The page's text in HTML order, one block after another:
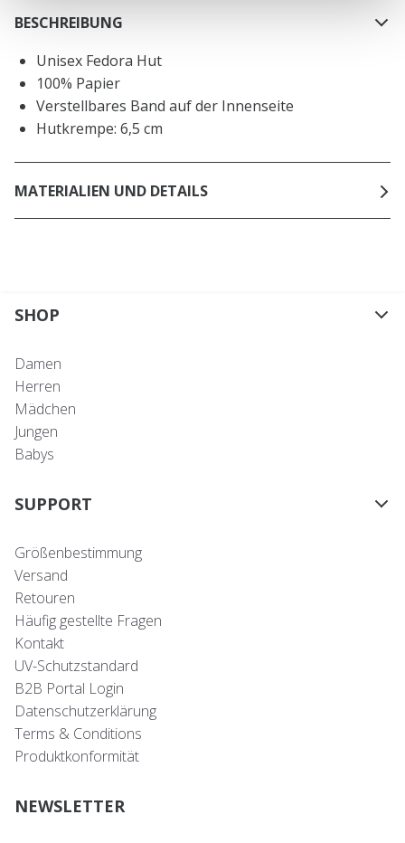
BESCHREIBUNG
Unisex Fedora Hut
100% Papier
Verstellbares Band auf der Innenseite
Hutkrempe: 6,5 cm
MATERIALIEN UND DETAILS
SHOP
Damen
Herren
Mädchen
Jungen
Babys
SUPPORT
Größenbestimmung
Versand
Retouren
Häufig gestellte Fragen
Kontakt
UV-Schutzstandard
B2B Portal Login
Datenschutzerklärung
Terms & Conditions
Produktkonformität
NEWSLETTER